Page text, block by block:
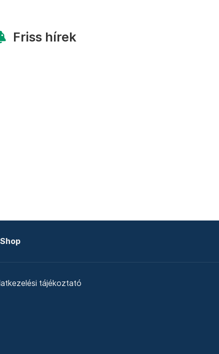
Friss hírek
tájékoztató